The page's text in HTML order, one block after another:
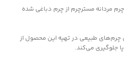
مردانه مسترچرم از چرم دباغی شده
چرم‌های طبیعی در تهیه این محصول از
جلوگیری می‌کند.